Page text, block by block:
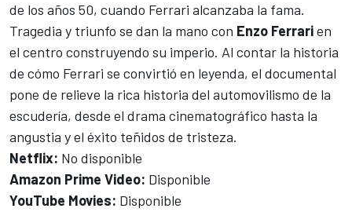
de los años 50, cuando Ferrari alcanzaba la fama.
Tragedia y triunfo se dan la mano con Enzo Ferrarien
el centro construyendo su imperio. Al contar la historia
de cómo Ferrari se convirtió en leyenda, el documental
pone de relieve la rica historia del automovilismo de la
escudería, desde el drama cinematográfico hasta la
angustia y el éxito teñidos de tristeza.
Netflix: No disponible
Amazon Prime Video: Disponible
YouTube Movies: Disponible